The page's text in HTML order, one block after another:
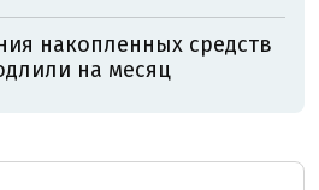
накопленных средств
на месяц